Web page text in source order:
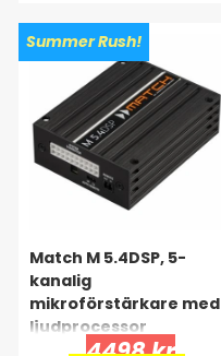
Summer Rush!
Match M 5.4DSP, 5-
kanalig
mikroförstärkare med
ljudprocessor